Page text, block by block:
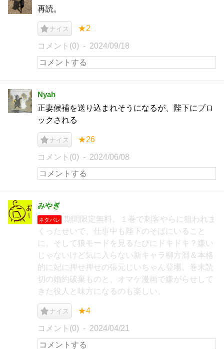
再読。
ナイス ★2
コメント(0) 2024/09/18
Nyah
正妻候補を送り込まれそうになるが、陛下にブロ
ックされる
ナイス ★26
コメント(0) 2024/06/08
みやぎ
ネタバレ
期間限定無料。１巻で刺客やらに狙われま
くったせいで、仕事中も陛下のそばにいること
に。そして狼モードを見るたびにドキドキ？嫌い
じゃないけど気に入らない新キャラ柳方淵＆本格
的に妃に押せ押せの張元じいちゃん登場。巻末読
切の婚約破棄ものと、オマケ漫画で嫌がらせして
きた役人と味方になるのも楽しい。
ナイス ★4
コメント(0) 2024/04/21